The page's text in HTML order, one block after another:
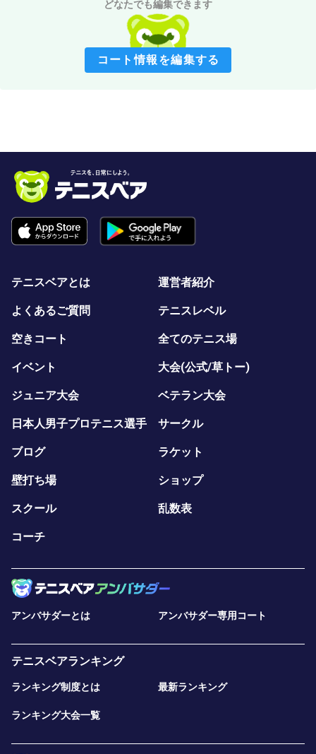
どなたでも編集できます
コート情報を編集する
テニスベアとは 運営者紹介
よくあるご質問 テニスレベル
空きコート 全てのテニス場
イベント 大会(公式/草トー)
ジュニア大会 ベテラン大会
日本人男子プロテニス選手 サークル
ブログ ラケット
壁打ち場 ショップ
スクール 乱数表
コーチ
アンバサダーとは アンバサダー専用コート
テニスベアランキング
ランキング制度とは 最新ランキング
ランキング大会一覧